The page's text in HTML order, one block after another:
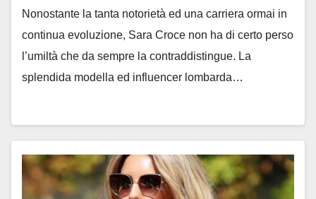
Nonostante la tanta notorietà ed una carriera ormai in
continua evoluzione, Sara Croce non ha di certo perso
l’umiltà che da sempre la contraddistingue. La
splendida modella ed influencer lombarda…